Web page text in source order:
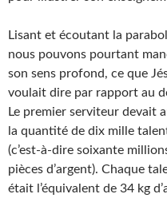
Lisant et écoutant la
nous pouvons pourtant
son sens profond, ce que
voulait dire par rapport au
Le premier serviteur devait
la quantité de dix mille
(c’est-à-dire soixante
pièces d’argent). Chaque
était l’équivalent de 34 kg